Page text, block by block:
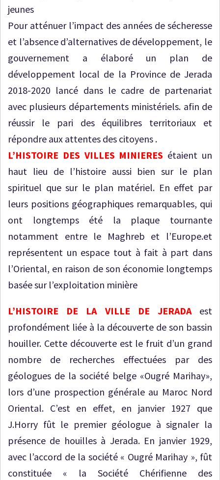
jeunes
Pour atténuer l’impact des années de sécheresse
et l’absence d’alternatives de développement, le
gouvernement a élaboré un plan de
développement local de la Province de Jerada
2018-2020 lancé dans le cadre de partenariat
avec plusieurs départements ministériels. afin de
réussir le pari des équilibres territoriaux et
répondre aux attentes des citoyens .
L’HISTOIRE DES VILLES MINIERES étaient un
haut lieu de l’histoire aussi bien sur le plan
spirituel que sur le plan matériel. En effet par
leurs positions géographiques remarquables, qui
ont longtemps été la plaque tournante
notamment entre le Maghreb et l’Europe.et
représentent un espace tout à fait à part dans
l’Oriental, en raison de son économie longtemps
basée sur l’exploitation minière
L’HISTOIRE DE LA VILLE DE JERADAest
profondément liée à la découverte de son bassin
houiller. Cette découverte est le fruit d’un grand
nombre de recherches effectuées par des
géologues de la société belge «Ougré Marihay»,
lors d’une prospection générale au Maroc Nord
Oriental. C’est en effet, en janvier 1927 que
J.Horry fût le premier géologue à signaler la
présence de houilles à Jerada. En janvier 1929,
avec l’accord de la société « Ougré Marihay », fût
constituée « la Société Chérifienne des